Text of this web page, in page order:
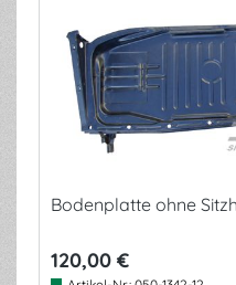
Bodenplatte ohne
120,00 €